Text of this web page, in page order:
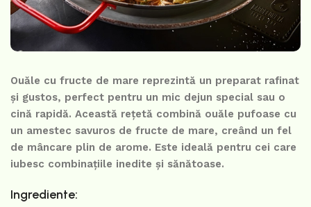
Ouăle cu fructe de mare reprezintă un preparat rafinat
și gustos, perfect pentru un mic dejun special sau o
cină rapidă. Această rețetă combină ouăle pufoase cu
un amestec savuros de fructe de mare, creând un fel
de mâncare plin de arome. Este ideală pentru cei care
iubesc combinațiile inedite și sănătoase.
Ingrediente: